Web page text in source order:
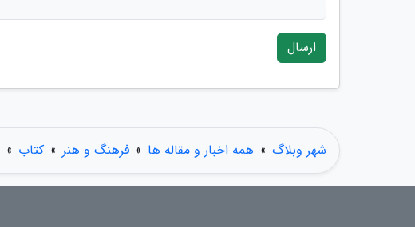
ارسال
شهر وبلاگ » همه اخبار و مقاله ها » فرهنگ و هنر » کتاب »